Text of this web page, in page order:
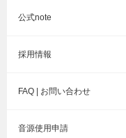
公式note
採用情報
FAQ | お問い合わせ
音源使用申請